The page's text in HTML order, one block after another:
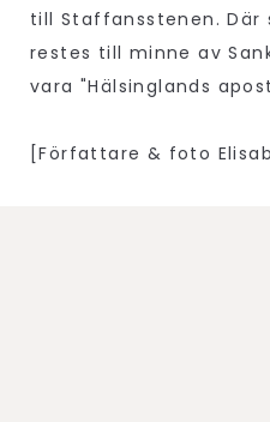
till Staffansstenen. Där
restes till minne av
vara "Hälsinglands
[Författare & foto